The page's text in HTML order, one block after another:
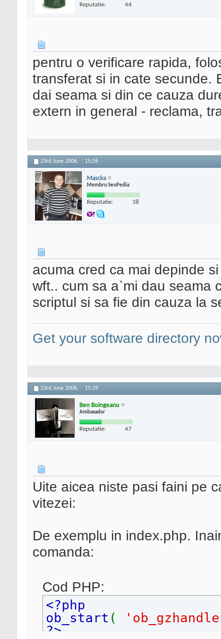
Reputatie: 44
pentru o verificare rapida,
transferat si in cate secunde.
dai seama si din ce cauza
extern in general - reclama,
23rd June 2006, 15:26
Mascka
Membru SeoPedia
Reputatie: 38
acuma cred ca mai depinde
wft.. cum sa a`mi dau seama
scriptul si sa fie din cauza la
Get your software directory
23rd June 2006, 15:39
Ben Boingeanu
Ambasador
Reputatie: 47
Uite aicea niste pasi faini pe
vitezei:
De exemplu in index.php.
comanda:
Cod PHP:
<?php
ob_start (
?>